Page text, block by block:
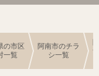
の市区
一覧
阿南市のチラ
シ一覧